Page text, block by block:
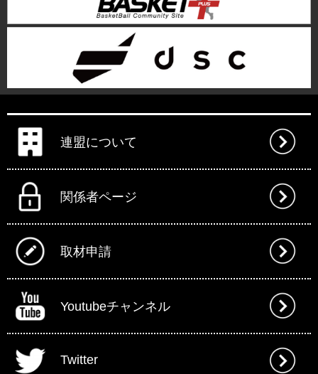
連盟について
関係者ページ
取材申請
Youtubeチャンネル
Twitter